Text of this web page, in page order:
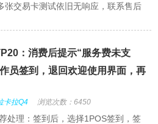
张交易卡测试依旧无响应，联系售后
：消费后提示“服务费未支
员签到，退回欢迎使用界面，再
卡拉Q4 浏览次数：6450
处理：签到后，选择1POS签到，签